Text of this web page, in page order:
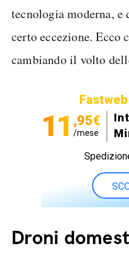
tecnologia moderna, e
certo eccezione. Ecco
cambiando il volto
11 ,95€
/mese
Droni